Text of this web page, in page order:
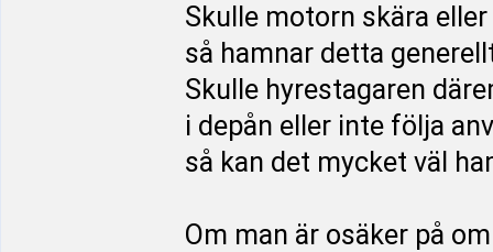
Skulle motorn skära
så hamnar detta
Skulle hyrestagaren
i depån eller inte följa
så kan det mycket väl
Om man är osäker på